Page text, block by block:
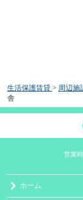
生活保護賃貸 > 周辺施
舎
営業
ホーム